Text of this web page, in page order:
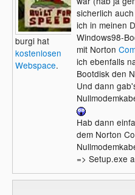
burgi hat
kostenlosen
Webspace.
sicherlich
ich in meinen
Windows98-
mit Norton
ich ebenfalls
Bootdisk den
Und dann
Hab dann
dem Norton
=> Setup.exe